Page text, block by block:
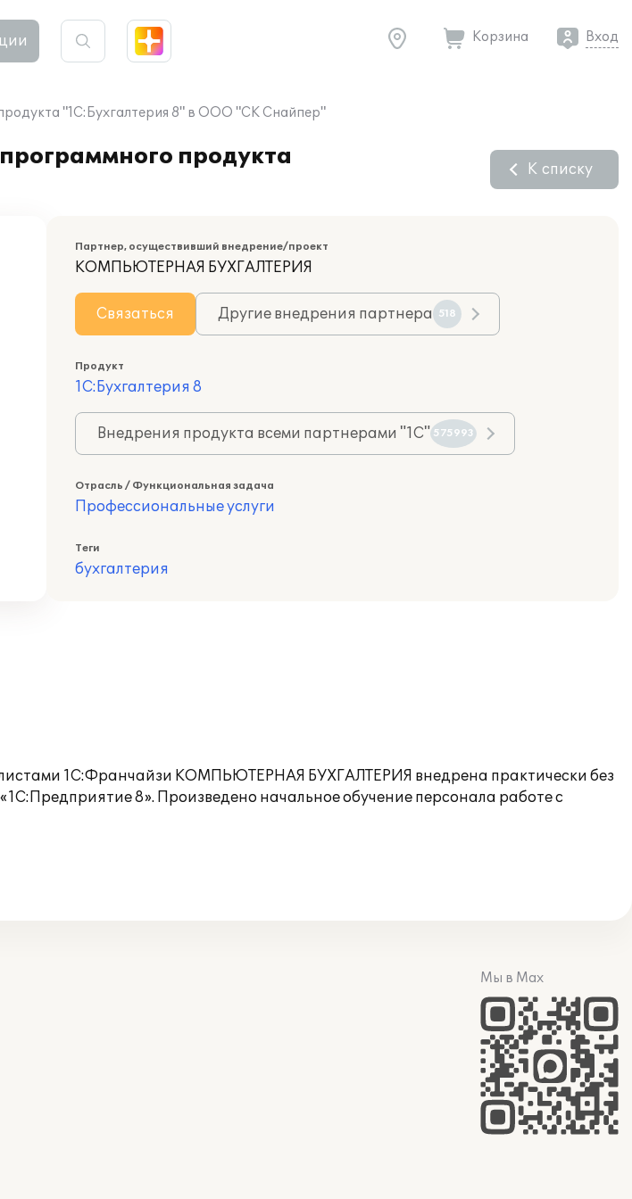
Корзина Вход
"1С:Бухгалтерия 8" в ООО "СК Снайпер"
продукта
К списку
Партнер, осуществивший внедрение/проект
КОМПЬЮТЕРНАЯ БУХГАЛТЕРИЯ
Связаться Другие внедрения партнера 518
Продукт
1С:Бухгалтерия 8
Внедрения продукта всеми партнерами "1С" 575993
Отрасль / Функциональная задача
Профессиональные услуги
Теги
бухгалтерия
1С:Франчайзи КОМПЬЮТЕРНАЯ БУХГАЛТЕРИЯ внедрена практически без
8». Произведено начальное обучение персонала работе с
Мы в Max